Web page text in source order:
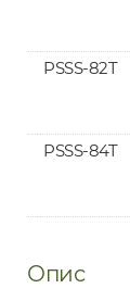
PSSS-82T
PSSS-84T
Опис